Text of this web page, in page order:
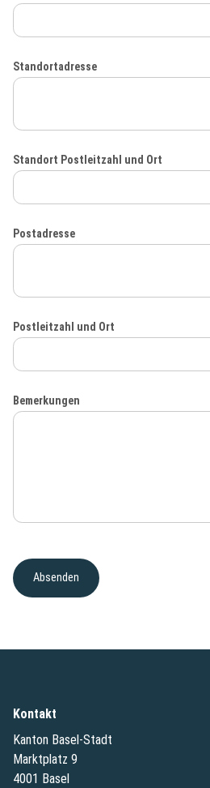
Standortadresse
Standort Postleitzahl und Ort
Postadresse
Postleitzahl und Ort
Bemerkungen
Kontakt
Kanton Basel-Stadt
Marktplatz 9
4001 Basel